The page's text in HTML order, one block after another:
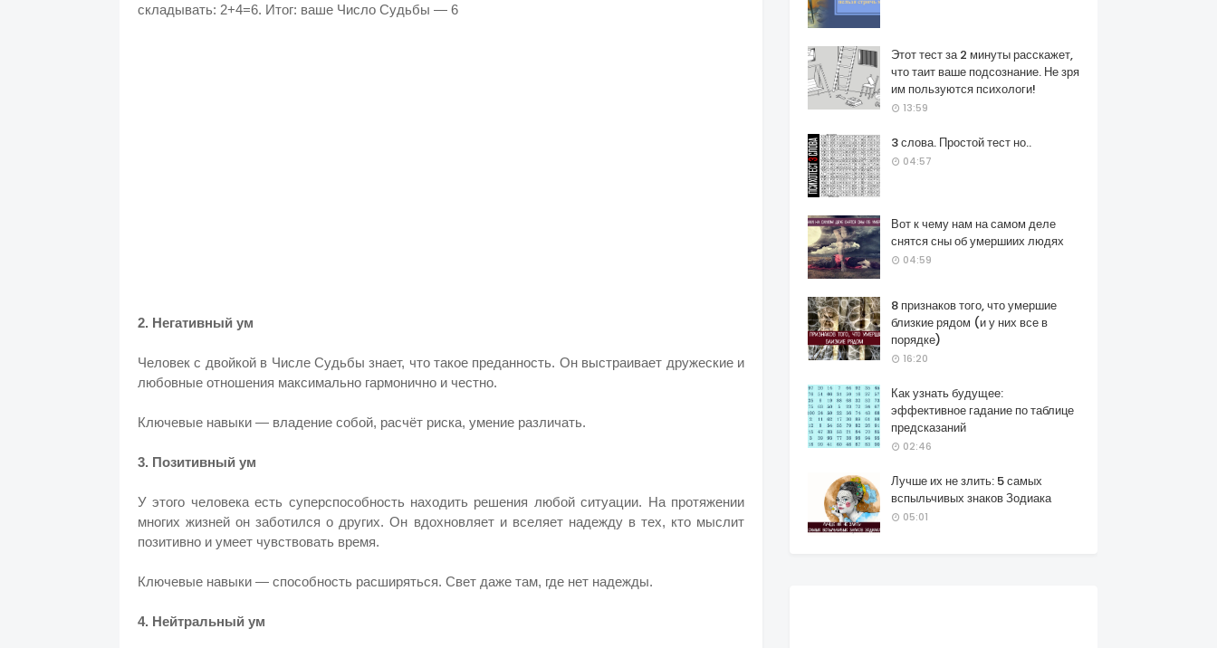
складывать: 2+4=6. Итог: ваше Число Судьбы — 6
2. Негативный ум
Человек с двойкой в Числе Судьбы знает, что такое преданность. Он выстраивает дружеские и
любовные отношения максимально гармонично и честно.
Ключевые навыки — владение собой, расчёт риска, умение различать.
3. Позитивный ум
У этого человека есть суперспособность находить решения любой ситуации. На протяжении
многих жизней он заботился о других. Он вдохновляет и вселяет надежду в тех, кто мыслит
позитивно и умеет чувствовать время.
Ключевые навыки — способность расширяться. Свет даже там, где нет надежды.
4. Нейтральный ум
Этот тест за 2 минуты расскажет,
что таит ваше подсознание. Не зря
им пользуются психологи!
13:59
3 слова. Простой тест но..
04:57
Вот к чему нам на самом деле
снятся сны об умершиих людях
04:59
8 признаков того, что умершие
близкие рядом (и у них все в
порядке)
16:20
Как узнать будущее:
эффективное гадание по таблице
предсказаний
02:46
Лучше их не злить: 5 самых
вспыльчивых знаков Зодиака
05:01